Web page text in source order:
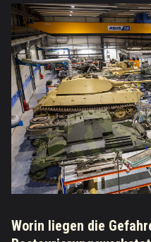
Worin liegen die